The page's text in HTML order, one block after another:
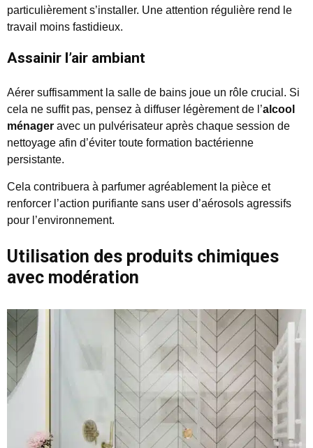
particulièrement s’installer. Une attention régulière rend le
travail moins fastidieux.
Assainir l’air ambiant
Aérer suffisamment la salle de bains joue un rôle crucial. Si
cela ne suffit pas, pensez à diffuser légèrement de l’alcool
ménager avec un pulvérisateur après chaque session de
nettoyage afin d’éviter toute formation bactérienne
persistante.
Cela contribuera à parfumer agréablement la pièce et
renforcer l’action purifiante sans user d’aérosols agressifs
pour l’environnement.
Utilisation des produits chimiques
avec modération